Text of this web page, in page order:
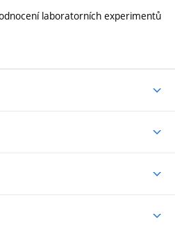
laboratorních experimentů